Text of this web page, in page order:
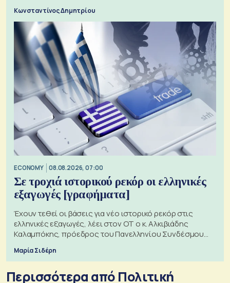
Κωνσταντίνος Δημητρίου
ECONOMY 08.08.2026, 07:00
Σε τροχιά ιστορικού ρεκόρ οι ελληνικές
εξαγωγές [γραφήματα]
Έχουν τεθεί οι βάσεις για νέο ιστορικό ρεκόρ στις
ελληνικές εξαγωγές, λέει στον ΟΤ ο κ. Αλκιβιάδης
Καλαμπόκης, πρόεδρος του Πανελληνίου Συνδέσμου
Μαρία Σιδέρη
Περισσότερα από Πολιτική